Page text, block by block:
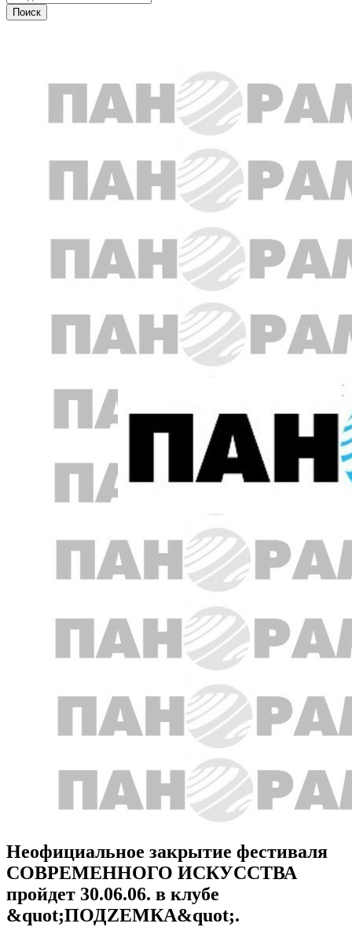
Неофициальное закрытие фестиваля
СОВРЕМЕННОГО ИСКУССТВА
пройдет 30.06.06. в клубе
&quot;ПОДZЕМКА&quot;.